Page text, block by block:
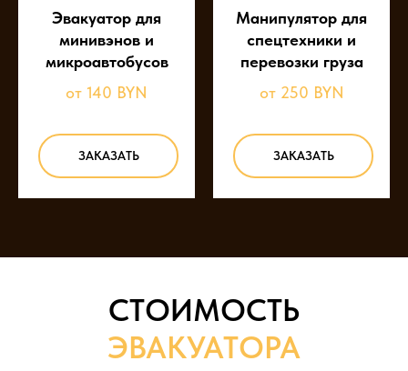
Эвакуатор для
минивэнов и
микроавтобусов
от 140 BYN
ЗАКАЗАТЬ
Манипулятор для
спецтехники и
перевозки груза
от 250 BYN
ЗАКАЗАТЬ
СТОИМОСТЬ
ЭВАКУАТОРА